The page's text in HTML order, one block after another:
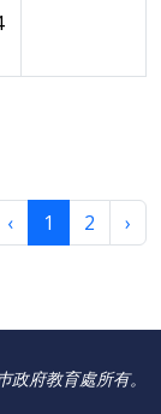
‹ 1 2 ›
府教育處所有。